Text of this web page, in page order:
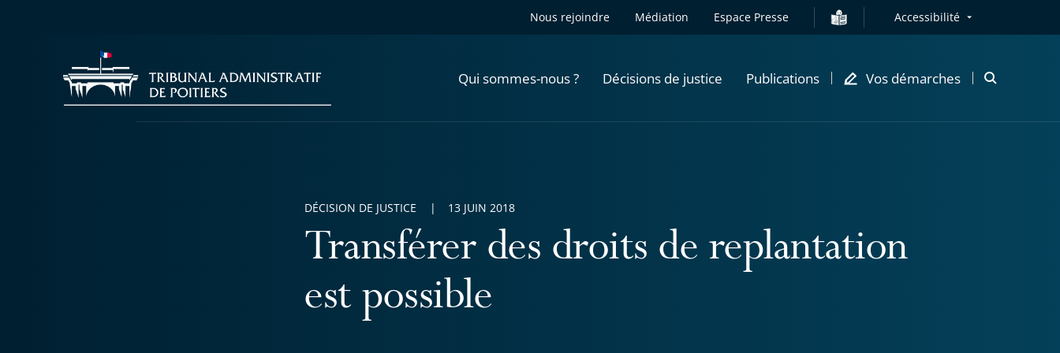
Nous rejoindre Médiation Espace Presse Accessibilité
Qui sommes-nous ? Décisions de justice Publications Vos démarches
Ouvrir
Transférer des droits de replantation
est possible
DÉCISION DE JUSTICE 13 JUIN 2018